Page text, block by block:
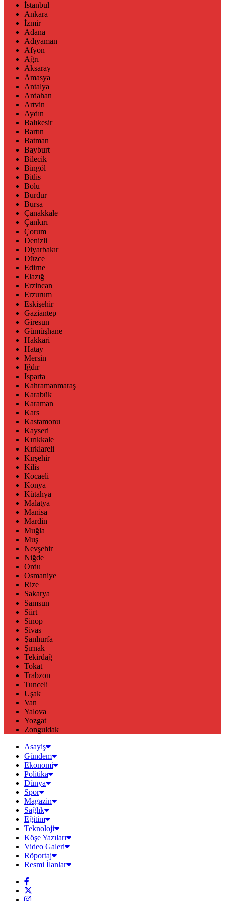
İstanbul
Ankara
İzmir
Adana
Adıyaman
Afyon
Ağrı
Aksaray
Amasya
Antalya
Ardahan
Artvin
Aydın
Balıkesir
Bartın
Batman
Bayburt
Bilecik
Bingöl
Bitlis
Bolu
Burdur
Bursa
Çanakkale
Çankırı
Çorum
Denizli
Diyarbakır
Düzce
Edirne
Elazığ
Erzincan
Erzurum
Eskişehir
Gaziantep
Giresun
Gümüşhane
Hakkari
Hatay
Mersin
Iğdır
Isparta
Kahramanmaraş
Karabük
Karaman
Kars
Kastamonu
Kayseri
Kırıkkale
Kırklareli
Kırşehir
Kilis
Kocaeli
Konya
Kütahya
Malatya
Manisa
Mardin
Muğla
Muş
Nevşehir
Niğde
Ordu
Osmaniye
Rize
Sakarya
Samsun
Siirt
Sinop
Sivas
Şanlıurfa
Şırnak
Tekirdağ
Tokat
Trabzon
Tunceli
Uşak
Van
Yalova
Yozgat
Zonguldak
Asayiş
Gündem
Ekonomi
Politika
Dünya
Spor
Magazin
Sağlık
Eğitim
Teknoloji
Köşe Yazıları
Video Galeri
Röportaj
Resmi İlanlar